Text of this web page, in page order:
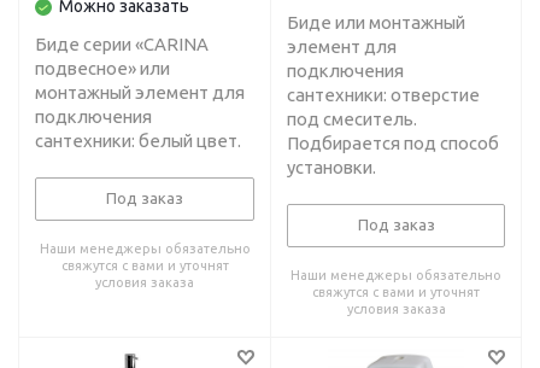
Можно заказать
Биде серии «CARINA
подвесное» или
монтажный элемент для
подключения
сантехники: белый цвет.
Под заказ
Наши менеджеры обязательно
свяжутся с вами и уточнят
условия заказа
Биде или монтажный
элемент для
подключения
сантехники: отверстие
под смеситель.
Подбирается под способ
установки.
Под заказ
Наши менеджеры обязательно
свяжутся с вами и уточнят
условия заказа